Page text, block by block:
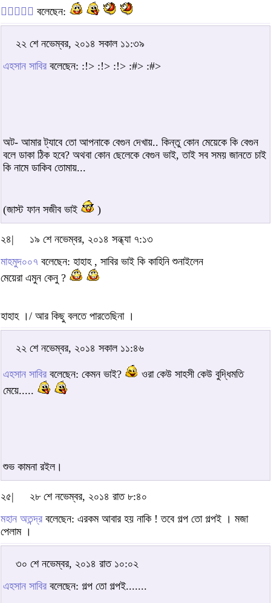
 বলেছেন:
২২ শে নভেম্বর, ২০১৪ সকাল ১১:৩৯
এহসান সাবির বলেছেন: :!> :!> :!> :#> :#>
অট- আমার ট্যাবে তো আপনাকে বেগুন দেখায়.. কিন্তু কোন মেয়েকে কি বেগুন
বলে ডাকা ঠিক হবে? অথবা কোন ছেলেকে বেগুন ভাই, তাই সব সময় জানতে চাই
কি নামে ডাকিব তোমায়...
(জাস্ট ফান সজীব ভাই )
২৪|
১৯ শে নভেম্বর, ২০১৪ সন্ধ্যা ৭:১৩
মাহমুদ০০৭ বলেছেন: হাহাহ , সাবির ভাই কি কাহিনি শুনাইলেন
মেয়েরা এমুন কেনু ?
হাহাহ ।/ আর কিছু বলতে পারতেছিনা ।
২২ শে নভেম্বর, ২০১৪ সকাল ১১:৪৬
এহসান সাবির বলেছেন: কেমন ভাই?
ওরা কেউ সাহসী কেউ বুদ্ধিমতি
মেয়ে.....
শুভ কামনা রইল।
২৫|
২৮ শে নভেম্বর, ২০১৪ রাত ৮:৪০
মহান অতন্দ্র বলেছেন: এরকম আবার হয় নাকি ! তবে গল্প তো গল্পই । মজা
পেলাম ।
৩০ শে নভেম্বর, ২০১৪ রাত ১০:০২
এহসান সাবির বলেছেন: গল্প তো গল্পই.......